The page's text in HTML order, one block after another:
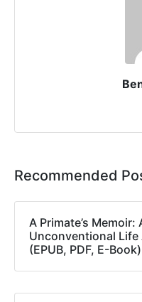
Recommended
A Primate’s Memoir:
Unconventional Life
(EPUB, PDF, E-Book)